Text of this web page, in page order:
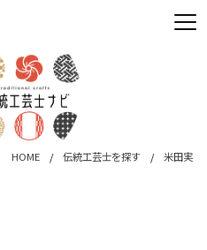
HOME 伝統工芸士を探す 米田実